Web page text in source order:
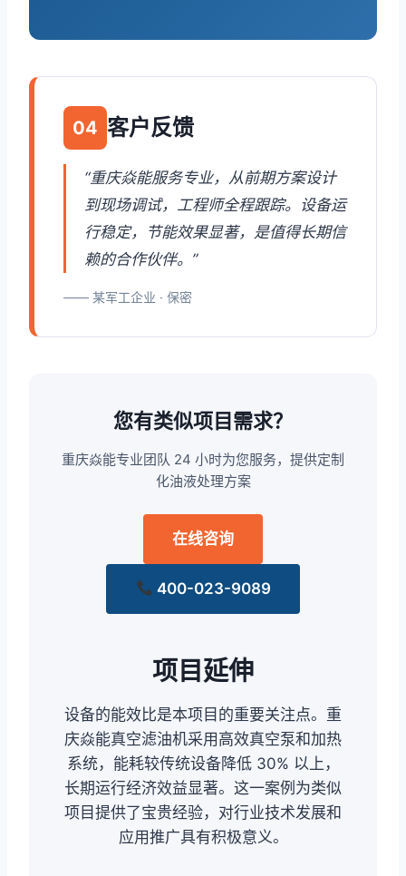
04 客户反馈
“重庆焱能服务专业，从前期方案设计
到现场调试，工程师全程跟踪。设备运
行稳定，节能效果显著，是值得长期信
赖的合作伙伴。”
—— 某军工企业 · 保密
您有类似项目需求？
重庆焱能专业团队 24 小时为您服务，提供定制
化油液处理方案
在线咨询
400-023-9089
项目延伸
设备的能效比是本项目的重要关注点。重
庆焱能真空滤油机采用高效真空泵和加热
系统，能耗较传统设备降低 30% 以上，
长期运行经济效益显著。这一案例为类似
项目提供了宝贵经验，对行业技术发展和
应用推广具有积极意义。